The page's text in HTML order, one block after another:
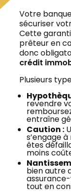
Rachat
Votre
sécuriser
Cette
prêteur en
donc
crédit
Plusieurs
revendre
entraîne
Caution :
s’engage
êtes
moins
bien autre
tout en